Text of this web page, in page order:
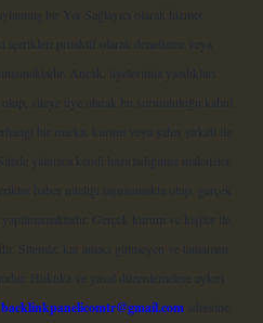
backlinkpanelicomtr@gmail.comadresine